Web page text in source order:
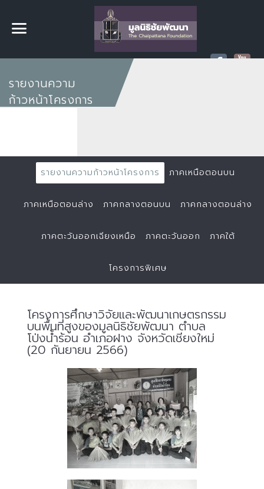
รายงานความ
ก้าวหน้าโครงการ
รายงานความก้าวหน้าโครงการ ภาคเหนือตอนบน
ภาคเหนือตอนล่าง ภาคกลางตอนบน ภาคกลางตอนล่าง
ภาคตะวันออกเฉียงเหนือ ภาคตะวันออก ภาคใต้
โครงการพิเศษ
โครงการศึกษาวิจัยและพัฒนาเกษตรกรรม
บนพื้นที่สูงของมูลนิธิชัยพัฒนา ตำบล
โป่งน้ำร้อน อำเภอฝาง จังหวัดเชียงใหม่
(20 กันยายน 2566)